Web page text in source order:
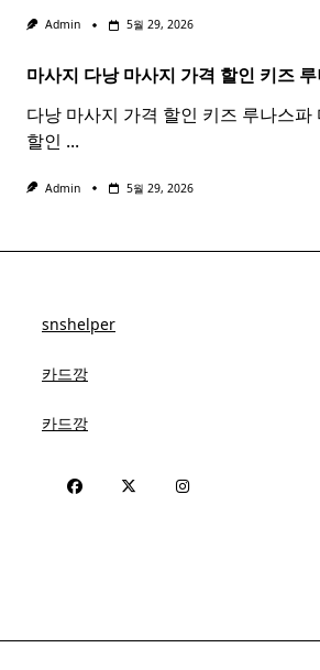
Admin 5월 29, 2026
마사지 다낭마사지 가격 할인 키즈
다낭 마사지 가격 할인 키즈 루나스파
할인 ...
Admin 5월 29, 2026
snshelper
카드깡
카드깡